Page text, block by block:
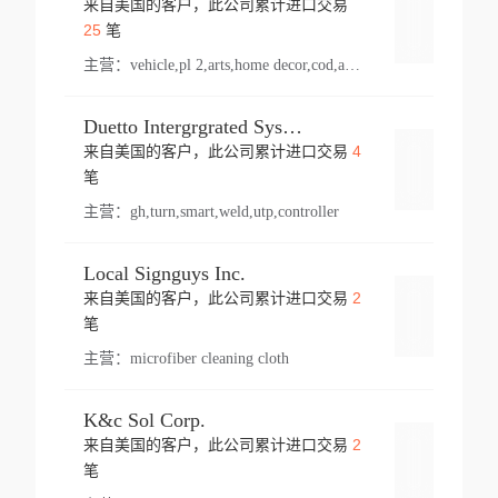
来自美国的客户，此公司累计进口交易
25笔
主营： vehicle,pl 2,arts,home decor,cod,amusement ride,sea
Duetto Intergrgrated Systems Inc.
来自美国的客户，此公司累计进口交易 4
笔
主营： gh,turn,smart,weld,utp,controller
Local Signguys Inc.
来自美国的客户，此公司累计进口交易 2
笔
主营： microfiber cleaning cloth
K&c Sol Corp.
来自美国的客户，此公司累计进口交易 2
笔